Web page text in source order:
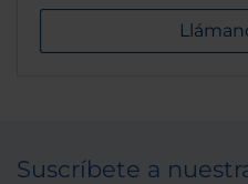
Suscríbete a